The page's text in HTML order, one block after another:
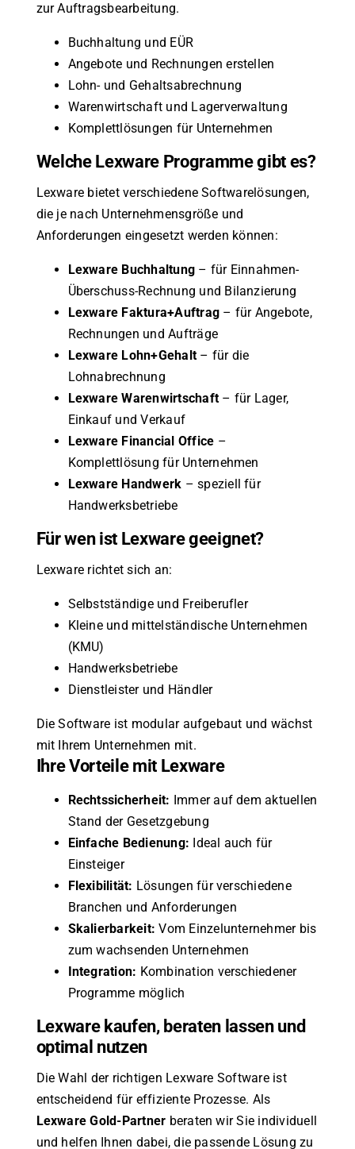
zur Auftragsbearbeitung.
Buchhaltung und EÜR
Angebote und Rechnungen erstellen
Lohn- und Gehaltsabrechnung
Warenwirtschaft und Lagerverwaltung
Komplettlösungen für Unternehmen
Welche Lexware Programme gibt es?
Lexware bietet verschiedene Softwarelösungen,
die je nach Unternehmensgröße und
Anforderungen eingesetzt werden können:
Lexware Buchhaltung – für Einnahmen-
Überschuss-Rechnung und Bilanzierung
Lexware Faktura+Auftrag – für Angebote,
Rechnungen und Aufträge
Lexware Lohn+Gehalt – für die
Lohnabrechnung
Lexware Warenwirtschaft – für Lager,
Einkauf und Verkauf
Lexware Financial Office –
Komplettlösung für Unternehmen
Lexware Handwerk – speziell für
Handwerksbetriebe
Für wen ist Lexware geeignet?
Lexware richtet sich an:
Selbstständige und Freiberufler
Kleine und mittelständische Unternehmen
(KMU)
Handwerksbetriebe
Dienstleister und Händler
Die Software ist modular aufgebaut und wächst
mit Ihrem Unternehmen mit.
Ihre Vorteile mit Lexware
Rechtssicherheit: Immer auf dem aktuellen
Stand der Gesetzgebung
Einfache Bedienung: Ideal auch für
Einsteiger
Flexibilität: Lösungen für verschiedene
Branchen und Anforderungen
Skalierbarkeit: Vom Einzelunternehmer bis
zum wachsenden Unternehmen
Integration: Kombination verschiedener
Programme möglich
Lexware kaufen, beraten lassen und
optimal nutzen
Die Wahl der richtigen Lexware Software ist
entscheidend für effiziente Prozesse. Als
Lexware Gold-Partner beraten wir Sie individuell
und helfen Ihnen dabei, die passende Lösung zu